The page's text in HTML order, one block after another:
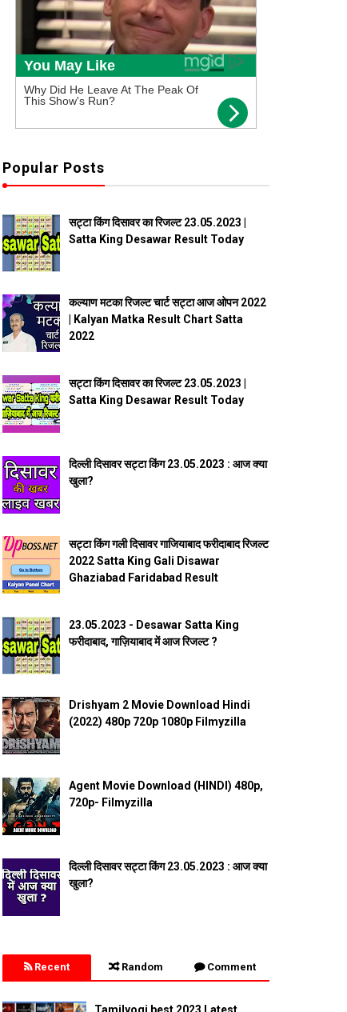
Popular Posts
सट्टा किंग दिसावर का रिजल्ट 23.05.2023 |
Satta King Desawar Result Today
कल्याण मटका रिजल्ट चार्ट सट्टा आज ओपन 2022
| Kalyan Matka Result Chart Satta
2022
सट्टा किंग दिसावर का रिजल्ट 23.05.2023 |
Satta King Desawar Result Today
दिल्ली दिसावर सट्टा किंग 23.05.2023 : आज क्या
खुला?
सट्टा किंग गली दिसावर गाजियाबाद फरीदाबाद रिजल्ट
2022 Satta King Gali Disawar
Ghaziabad Faridabad Result
23.05.2023 - Desawar Satta King
फरीदाबाद, गाज़ियाबाद में आज रिजल्ट ?
Drishyam 2 Movie Download Hindi
(2022) 480p 720p 1080p Filmyzilla
Agent Movie Download (HINDI) 480p,
720p- Filmyzilla
दिल्ली दिसावर सट्टा किंग 23.05.2023 : आज क्या
खुला?
Recent Random Comment